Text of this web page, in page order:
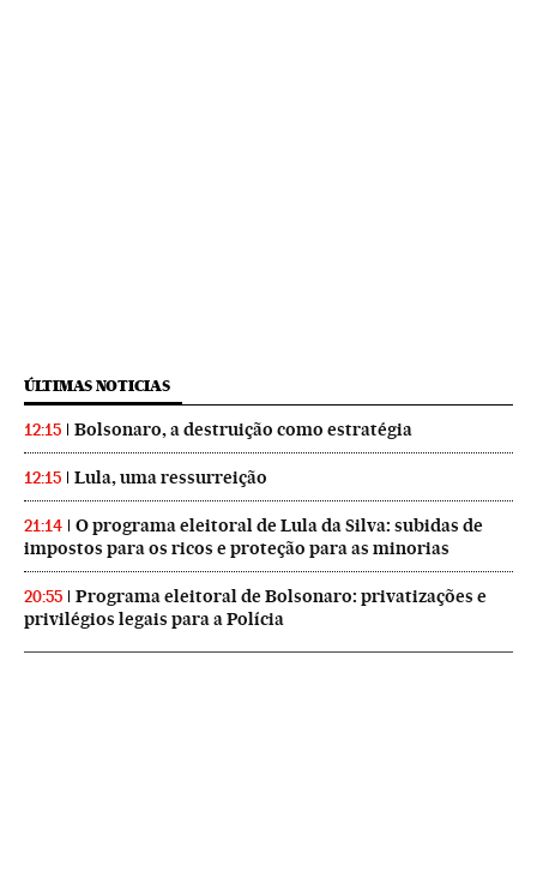
ÚLTIMAS NOTICIAS
12:15 Bolsonaro, a destruição como estratégia
12:15 Lula, uma ressurreição
21:14
O programa eleitoral de Lula da Silva: subidas de
impostos para os ricos e proteção para as minorias
20:55
Programa eleitoral de Bolsonaro: privatizações e
privilégios legais para a Polícia